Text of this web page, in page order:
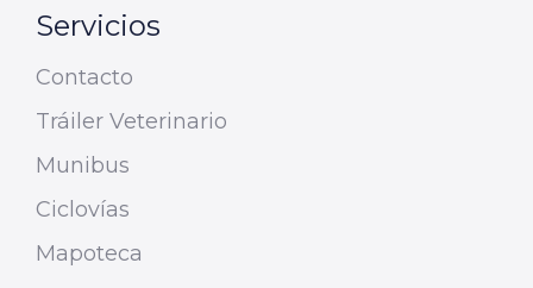
Servicios
Contacto
Tráiler Veterinario
Munibus
Ciclovías
Mapoteca